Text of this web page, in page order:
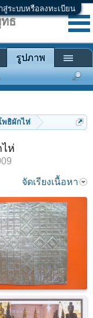
สู่ระบบหรือลงทะเบียน
พธิผักไห่
ห่
จัดเรียงเนื้อหา
ธ
รูปภาพ